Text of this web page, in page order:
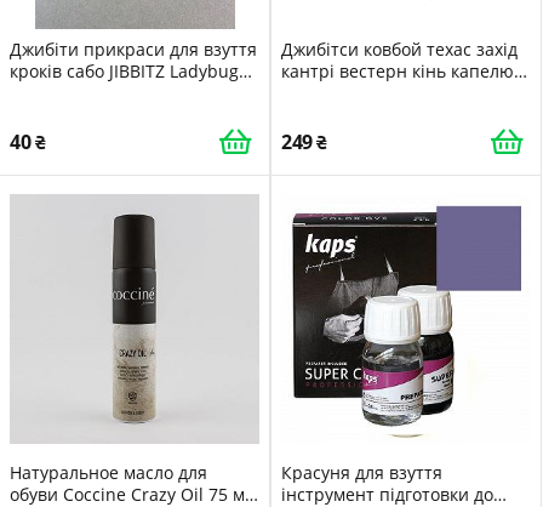
Джибіти прикраси для взуття
кроків сабо JIBBITZ Ladybug
40
Джибітси ковбой техас захід
кантрі вестерн кінь капелюх
249
Натуральное масло для
обуви Coccine Crazy Oil 75 мл
Красуня для взуття
інструмент підготовки до